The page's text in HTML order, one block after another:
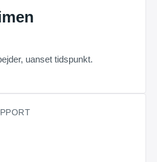
uanset tidspunkt.